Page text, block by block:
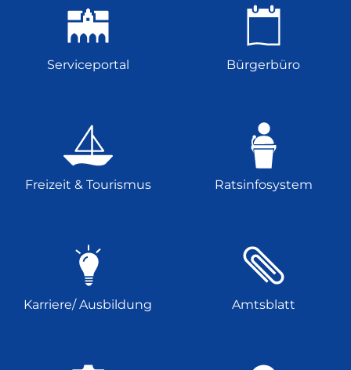
Serviceportal Bürgerbüro
Freizeit & Tourismus Ratsinfosystem
Karriere/ Ausbildung Amtsblatt